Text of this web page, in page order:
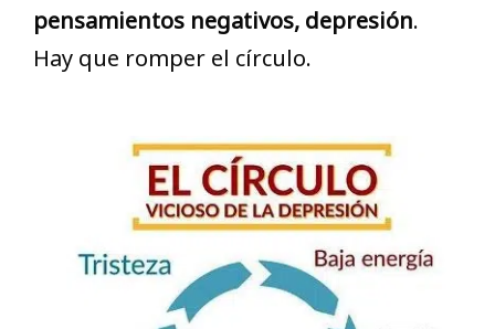
pensamientos negativos, depresión.
Hay que romper el círculo.